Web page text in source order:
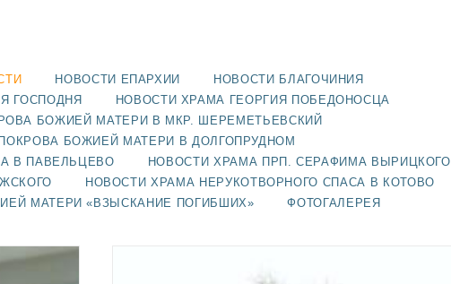
НОВОСТИ ЕПАРХИИ
НОВОСТИ БЛАГОЧИНИЯ
ГОСПОДНЯ
НОВОСТИ ХРАМА ГЕОРГИЯ ПОБЕДОНОСЦА
БОЖИЕЙ МАТЕРИ В МКР. ШЕРЕМЕТЬЕВСКИЙ
БОЖИЕЙ МАТЕРИ В ДОЛГОПРУДНОМ
В ПАВЕЛЬЦЕВО
НОВОСТИ ХРАМА ПРП. СЕРАФИМА ВЫРИЦКОГО
НОВОСТИ ХРАМА НЕРУКОТВОРНОГО СПАСА В КОТОВО
МАТЕРИ «ВЗЫСКАНИЕ ПОГИБШИХ»
ФОТОГАЛЕРЕЯ